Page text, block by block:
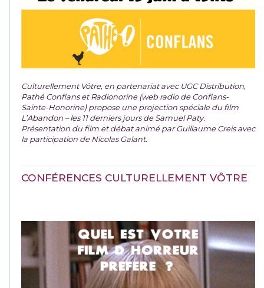
Culturellement Vôtre, en partenariat avec UGC Distribution,
Pathé Conflans et Radionorine (web radio de Conflans-
Sainte-Honorine) propose une projection spéciale du film
L’Abandon – les 11 derniers jours de Samuel Paty.
Présentation du film et débat animé par Guillaume Creis avec
la participation de Nicolas Galant.
CONFÉRENCES CULTURELLEMENT VÔTRE